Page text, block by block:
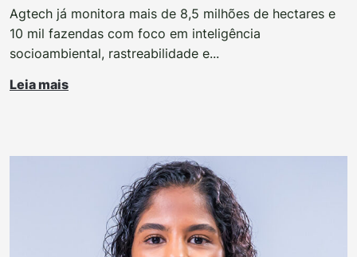
Agtech já monitora mais de 8,5 milhões de hectares e
10 mil fazendas com foco em inteligência
socioambiental, rastreabilidade e...
Leia mais